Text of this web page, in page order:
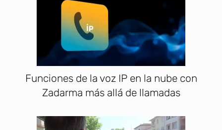
Funciones de la voz IP en la nube con
Zadarma más allá de llamadas